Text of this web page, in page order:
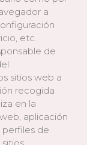
a
etc.
de
sitios web a
recogida
en la
aplicación
perfiles de